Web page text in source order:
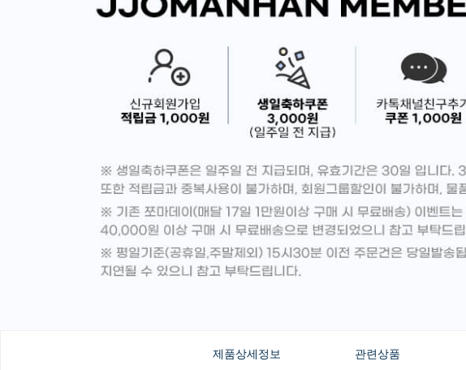
제품상세정보 관련상품